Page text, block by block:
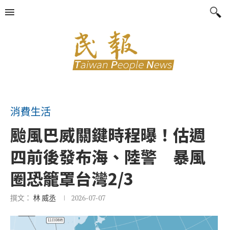
消費生活
颱風巴威關鍵時程曝！估週
四前後發布海、陸警 暴風
圈恐籠罩台灣2/3
撰文： 林 威丞 2026-07-07